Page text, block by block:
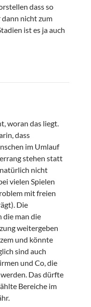
dass so
dann nicht zum
ist es ja auch
woran das liegt.
dass
im Umlauf
stehen statt
nicht
vielen Spielen
mit freien
Die
die man die
weitergeben
und könnte
sind auch
und Co, die
Das dürfte
Bereiche im